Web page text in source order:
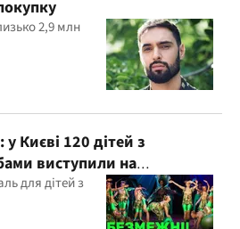
2,9 млн
у Києві 120 дітей з
виступили на
для дітей з